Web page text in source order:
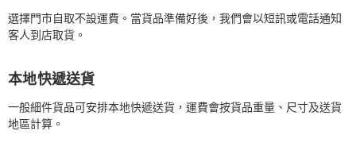
選擇門市自取不設運費。當貨品準備好後，我們會以短訊或電話通知
客人到店取貨。
本地快遞送貨
一般細件貨品可安排本地快遞送貨，運費會按貨品重量、尺寸及送貨
地區計算。